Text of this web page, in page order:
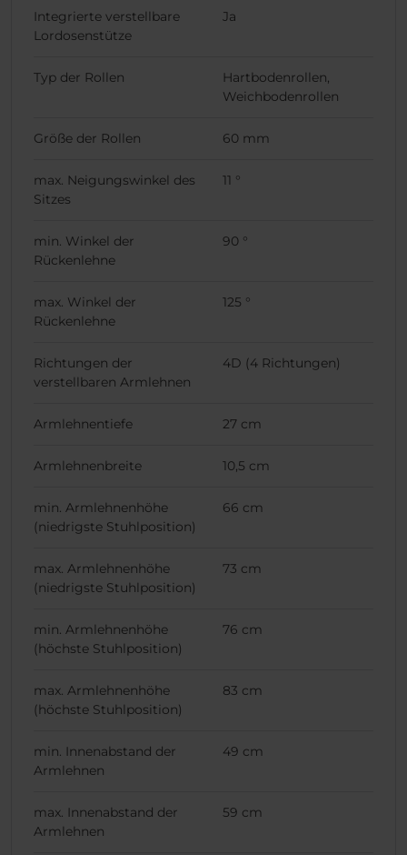
Integrierte verstellbare
Lordosenstütze
Ja
Typ der Rollen
Hartbodenrollen,
Weichbodenrollen
Größe der Rollen 60 mm
max. Neigungswinkel des
Sitzes
11 °
min. Winkel der
Rückenlehne
90 °
max. Winkel der
Rückenlehne
125 °
Richtungen der
verstellbaren Armlehnen
4D (4 Richtungen)
Armlehnentiefe 27 cm
Armlehnenbreite 10,5 cm
min. Armlehnenhöhe
(niedrigste Stuhlposition)
66 cm
max. Armlehnenhöhe
(niedrigste Stuhlposition)
73 cm
min. Armlehnenhöhe
(höchste Stuhlposition)
76 cm
max. Armlehnenhöhe
(höchste Stuhlposition)
83 cm
min. Innenabstand der
Armlehnen
49 cm
max. Innenabstand der
Armlehnen
59 cm